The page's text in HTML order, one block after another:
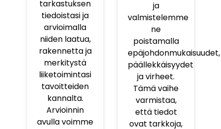
tarkastuksen
tiedoistasi ja
arvioimalla
niiden laatua,
rakennetta ja
merkitystä
liiketoimintasi
tavoitteiden
kannalta.
Arvioinnin
avulla voimme
ja
valmistelemme
ne
poistamalla
epäjohdonmukaisuudet,
päällekkäisyydet
ja virheet.
Tämä vaihe
varmistaa,
että tiedot
ovat tarkkoja,